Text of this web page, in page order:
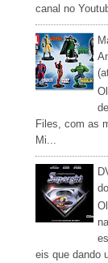
canal no
Files, com as
Mi...
eis que dando